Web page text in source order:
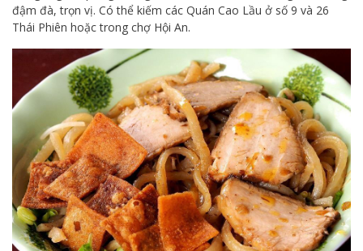
đậm đà, trọn vị. Có thể kiếm các Quán Cao Lầu ở số 9 và 26
Thái Phiên hoặc trong chợ Hội An.